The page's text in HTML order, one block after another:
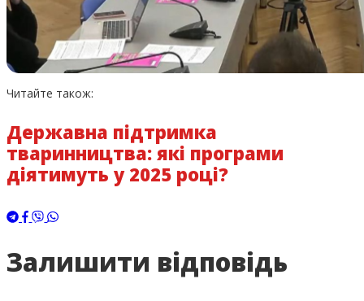
Читайте також:
Державна підтримка
тваринництва: які програми
діятимуть у 2025 році?
Залишити відповідь